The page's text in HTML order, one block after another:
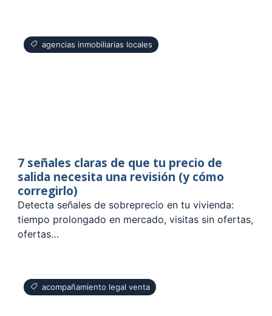
agencias inmobiliarias locales
7 señales claras de que tu precio de
salida necesita una revisión (y cómo
corregirlo)
Detecta señales de sobreprecio en tu vivienda:
tiempo prolongado en mercado, visitas sin ofertas,
ofertas…
acompañamiento legal venta